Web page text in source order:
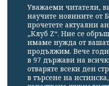
Уважаеми читатели,
научите новините от
прочетете актуални
„Клуб Z“. Ние се
имаме нужда от
продължим. Вече
в 97 държави на
отваряте всеки ден
в търсене на